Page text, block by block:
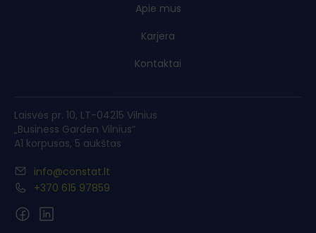
Apie mus
Karjera
Kontaktai
Laisvės pr. 10, LT-04215 Vilnius
„Business Garden Vilnius“
A1 korpusas, 5 aukštas
info@constat.lt
+370 615 97859